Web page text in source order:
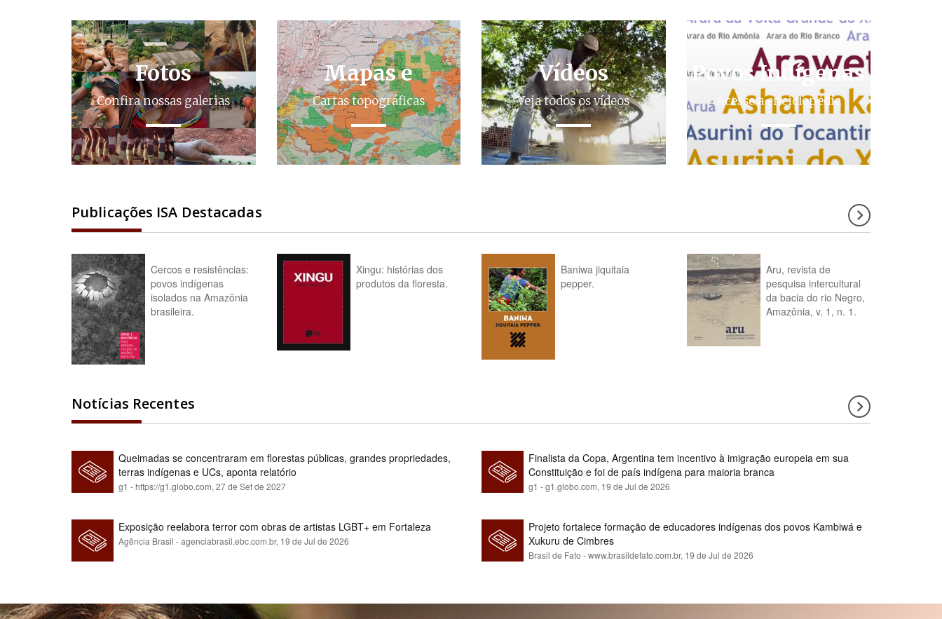
Fotos
Confira nossas galerias
Mapas e
Cartas topográficas
Vídeos
Veja todos os vídeos
Povos Indígenas
Acesse a enciclopédia
Publicações ISA Destacadas
Cercos e resistências:
povos indígenas
isolados na Amazônia
brasileira.
Xingu: histórias dos
produtos da floresta.
Baniwa jiquitaia
pepper.
Aru, revista de
pesquisa intercultural
da bacia do rio Negro,
Amazônia, v. 1, n. 1.
Notícias Recentes
Queimadas se concentraram em florestas públicas, grandes propriedades,
terras indígenas e UCs, aponta relatório
g1 - https://g1.globo.com, 27 de Set de 2027
Finalista da Copa, Argentina tem incentivo à imigração europeia em sua
Constituição e foi de país indígena para maioria branca
g1 - g1.globo.com, 19 de Jul de 2026
Exposição reelabora terror com obras de artistas LGBT+ em Fortaleza
Agência Brasil - agenciabrasil.ebc.com.br, 19 de Jul de 2026
Projeto fortalece formação de educadores indígenas dos povos Kambiwá e
Xukuru de Cimbres
Brasil de Fato - www.brasildefato.com.br, 19 de Jul de 2026